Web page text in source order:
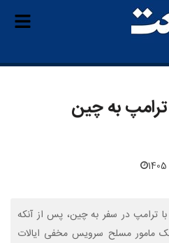
به چین
ترامپ در سفر به چین، پس از آنکه
مامور مسلح سرویس مخفی ایالات